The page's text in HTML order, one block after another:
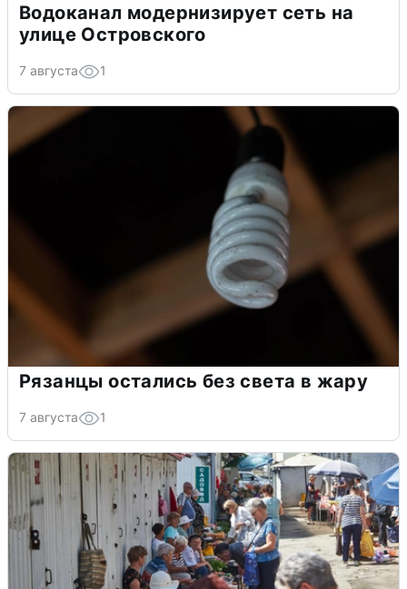
Водоканал модернизирует сеть на
улице Островского
7 августа 1
Рязанцы остались без света в жару
7 августа 1